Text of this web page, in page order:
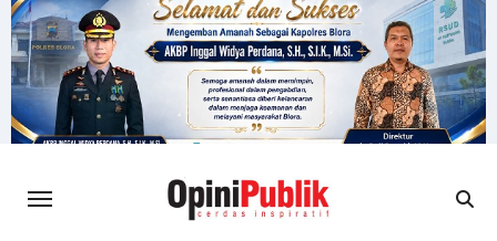
Skip
to
content